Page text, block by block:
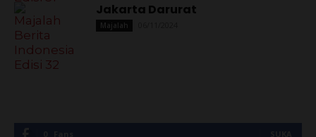
Jakarta Darurat
Majalah